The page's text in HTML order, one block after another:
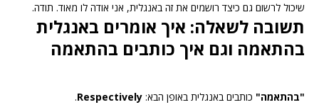
שיכול לרשום גם כיצד רושמים את זה באנגלית, אני אודה לו מאוד. תודה.
תשובה לשאלה: איך אומרים באנגלית
בהתאמה וגם איך כותבים בהתאמה
"בהתאמה" כותבים באנגלית באופן הבא: Respectively
.